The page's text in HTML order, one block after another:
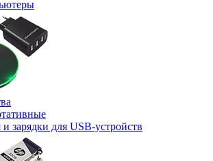
зарядки для USB-устройств